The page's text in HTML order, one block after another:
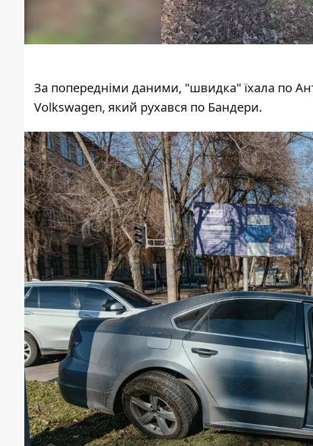
За попередніми даними, "швидка" їхала по
Volkswagen, який рухався по Бандери.